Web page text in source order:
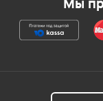
Ваша оценка:
Мы